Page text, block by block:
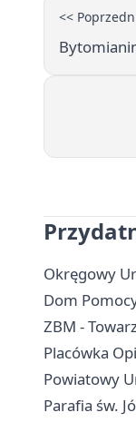
<<
Okręgowy
Dom
ZBM -
Placówka
Powiatowy
Parafia św.